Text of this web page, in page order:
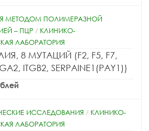
МЕТОДОМ ПОЛИМЕРАЗНОЙ
– ПЦР / КЛИНИКО-
ЛАБОРАТОРИЯ
8 МУТАЦИЙ (F2, F5, F7,
ITGB2, SERPAINE1(PAY1))
ИССЛЕДОВАНИЯ / КЛИНИКО-
ЛАБОРАТОРИЯ